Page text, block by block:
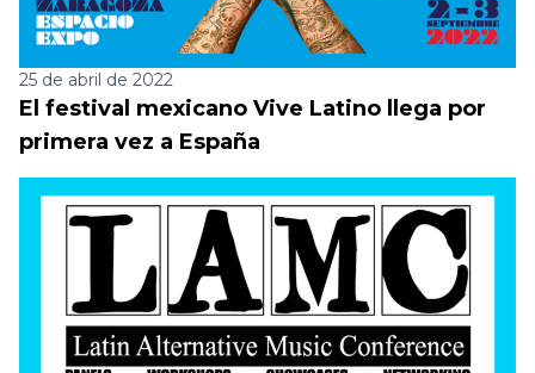
25 de abril de 2022
El festival mexicano Vive Latino llega por
primera vez a España